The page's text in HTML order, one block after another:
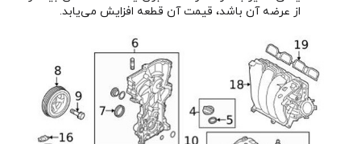
از عرضه آن باشد، قیمت آن قطعه افزایش می‌یابد.